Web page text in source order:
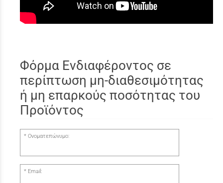
Φόρμα Ενδιαφέροντος σε
περίπτωση μη-διαθεσιμότητας
ή μη επαρκούς ποσότητας του
Προϊόντος
Ονοματεπώνυμο:
Email: